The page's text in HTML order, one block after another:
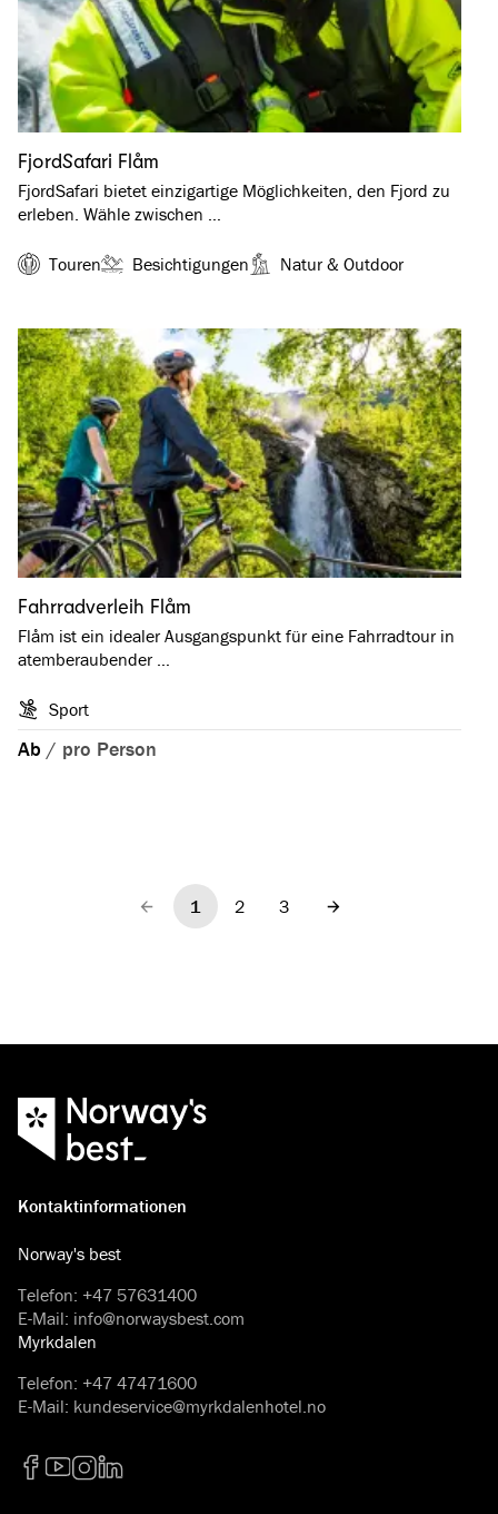
FjordSafari Flåm
FjordSafari bietet einzigartige Möglichkeiten, den Fjord zu
erleben. Wähle zwischen …
Touren Besichtigungen Natur & Outdoor
Fahrradverleih Flåm
Flåm ist ein idealer Ausgangspunkt für eine Fahrradtour in
atemberaubender …
Sport
Ab / pro Person
Vorherige
1 2 3 Nächste
Kontaktinformationen
Norway's best
Telefon: +47 57631400
E-Mail: info@norwaysbest.com
Myrkdalen
Telefon: +47 47471600
E-Mail: kundeservice@myrkdalenhotel.no